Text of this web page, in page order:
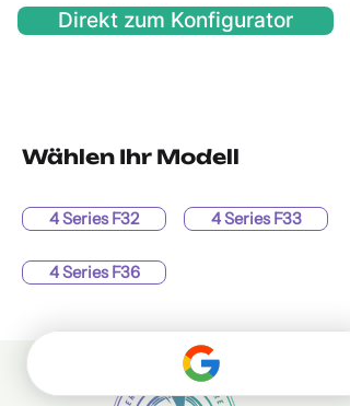
Direkt zum Konfigurator
Wählen Ihr Modell
4 Series F32
4 Series F36
4 Series F33